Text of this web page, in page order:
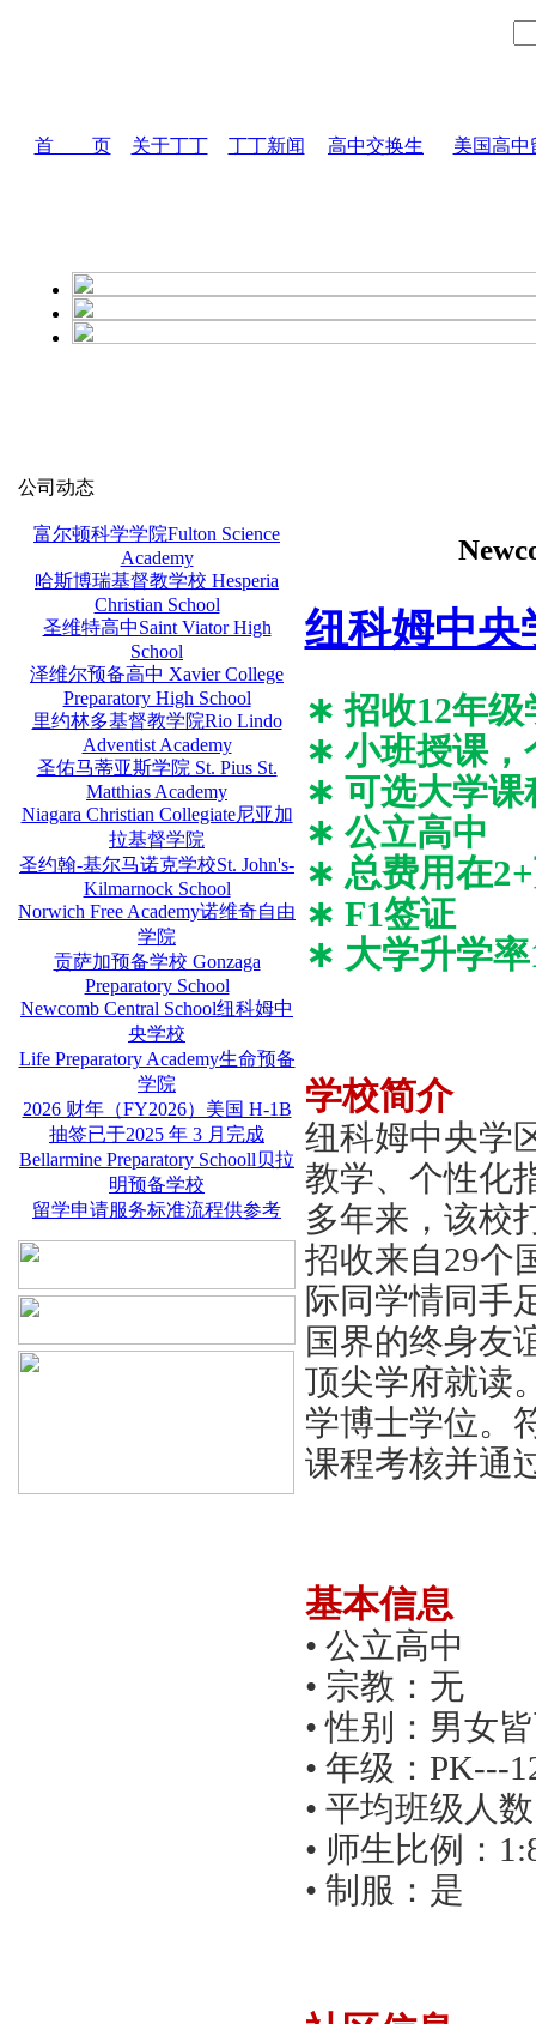
首 页 关于丁丁 丁丁新闻 高中交换生 美国高中
公司动态
富尔顿科学学院Fulton Science
Academy
哈斯博瑞基督教学校 Hesperia
Christian School
圣维特高中Saint Viator High
School
泽维尔预备高中 Xavier College
Preparatory High School
里约林多基督教学院Rio Lindo
Adventist Academy
圣佑马蒂亚斯学院 St. Pius St.
Matthias Academy
Niagara Christian Collegiate尼亚加
拉基督学院
圣约翰-基尔马诺克学校St. John's-
Kilmarnock School
Norwich Free Academy诺维奇自由
学院
贡萨加预备学校 Gonzaga
Preparatory School
Newcomb Central School纽科姆中
央学校
Life Preparatory Academy生命预备
学院
2026 财年（FY2026）美国 H-1B
抽签已于2025 年 3 月完成
Bellarmine Preparatory Schooll贝拉
明预备学校
留学申请服务标准流程供参考
纽科姆中央
∗ 招收12年级
∗ 小班授课，
∗ 可选大学课
∗ 公立高中
∗ 总费用在
∗ F1签证
∗ 大学升学率
学校简介
纽科姆中央学
教学、个性化
多年来，该校
招收来自29个
际同学情同手
国界的终身友
顶尖学府就读
学博士学位。
课程考核并通
基本信息
• 公立高中
• 宗教：无
• 性别：男女
• 年级： PK---
• 平均班级人
• 师生比例：
• 制服：是